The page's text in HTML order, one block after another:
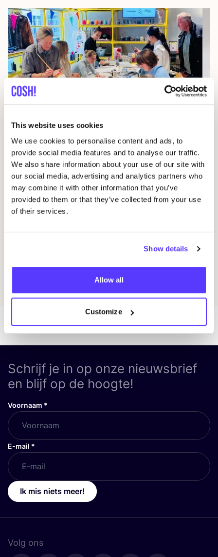
This website uses cookies
We use cookies to personalise content and ads, to
provide social media features and to analyse our traffic.
We also share information about your use of our site with
our social media, advertising and analytics partners who
may combine it with other information that you’ve
provided to them or that they’ve collected from your use
of their services.
Show details
Allow all
Customize
Studio Stik: Duo Workshop Turntas
Sint-Jakobsstraat 338000 Brugge, Belgium
Kringwinkel 't rad Sint-Kruis
Workshop
Ontdek alle evenementen
Schrijf je in op onze nieuwsbrief
en blijf op de hoogte!
Voornaam *
E-mail *
Ik mis niets meer!
Volg ons